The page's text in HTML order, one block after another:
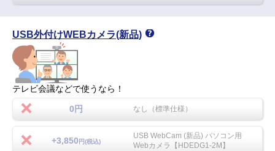
USB外付けWEBカメラ(新品)
テレビ会議などで使うなら！
0円 なし（標準仕様）
+3,850 円(税込)
USB WebCam (新品) パソコン用
Webカメラ【HDEDG1-2M】